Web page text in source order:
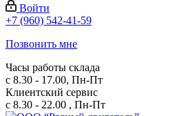
Войти
+7 (960) 542-41-59
Позвонить мне
Часы работы склада
с 8.30 - 17.00, Пн-Пт
Клиентский сервис
с 8.30 - 22.00 , Пн-Пт